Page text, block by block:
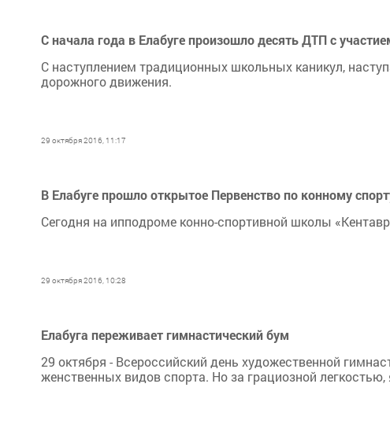
С начала года в Елабуге произошло десять ДТП с
С наступлением традиционных школьных каникул,
дорожного движения.
29 октября 2016, 11:17
В Елабуге прошло открытое Первенство по конному
Сегодня на ипподроме конно-спортивной школы
29 октября 2016, 10:28
Елабуга переживает гимнастический бум
29 октября - Всероссийский день художественной
женственных видов спорта. Но за грациозной